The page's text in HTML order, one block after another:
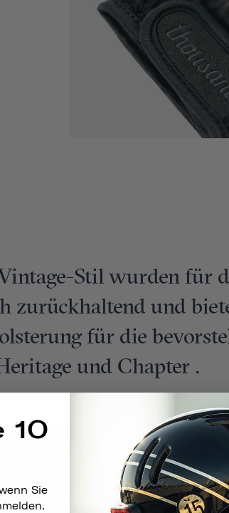
Stil wurden für
zurückhaltend und
für die
und Chapter .
10
Sie